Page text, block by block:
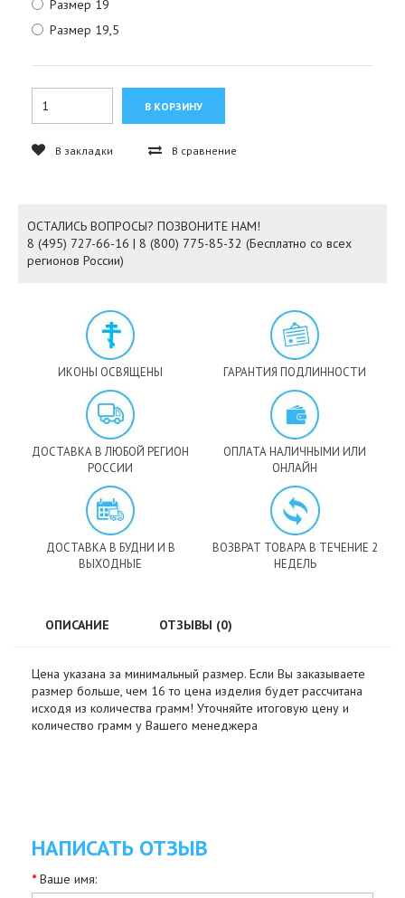
Размер 19
Размер 19,5
В закладки В сравнение
ОСТАЛИСЬ ВОПРОСЫ? ПОЗВОНИТЕ НАМ!
8 (495) 727-66-16 | 8 (800) 775-85-32 (Бесплатно со всех
регионов России)
ИКОНЫ ОСВЯЩЕНЫ ГАРАНТИЯ ПОДЛИННОСТИ
ДОСТАВКА В ЛЮБОЙ РЕГИОН
РОССИИ
ОПЛАТА НАЛИЧНЫМИ ИЛИ
ОНЛАЙН
ДОСТАВКА В БУДНИ И В
ВЫХОДНЫЕ
ВОЗВРАТ ТОВАРА В ТЕЧЕНИЕ 2
НЕДЕЛЬ
ОПИСАНИЕ ОТЗЫВЫ (0)
Цена указана за минимальный размер. Если Вы заказываете
размер больше, чем 16 то цена изделия будет рассчитана
исходя из количества грамм! Уточняйте итоговую цену и
количество грамм у Вашего менеджера
НАПИСАТЬ ОТЗЫВ
Ваше имя: